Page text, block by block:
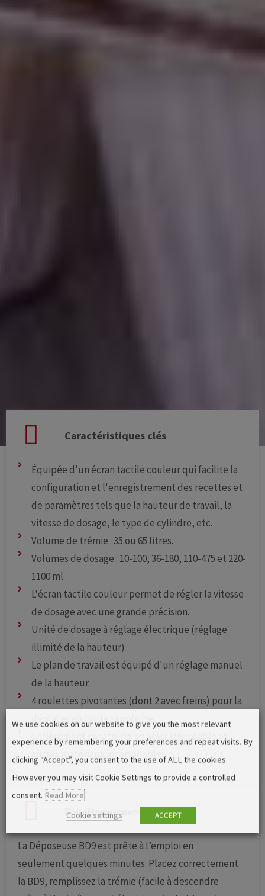
Caractéristiques clés
Équipée d'un écran tactile couleur qui facilite la
configuration et l'enregistrement des recettes et
de paramètres tels que la hauteur de travail, la
vitesse de dosage, le type de cylindre, etc.
Volume de trémie : 35 ou 65 litres.
Volumes de dosage : 10-100, 36-180, 110-475 et 220-
1100 ml.
L'écran tactile couleur permet de régler la vitesse
de dosage avec une grande précision.
Unité de dosage à réglage électrique (réglage
illimité de la hauteur)
Le plan de travail est équipé d'un réglage manuel
de la hauteur.
4 roulettes pivotantes (dont 2 avec freins) pour la
déplacer en toute simplicité.
Entièrement construite en acier inoxydable et
autres matériaux incorrodables.
Fonctionnement
La Déposeuse BD9 est prête à l’emploi en
seulement quelques minutes. Placez correctement
la BD9, remplissez la trémie (facile à descendre
We use cookies on our website to give you the most relevant
experience by remembering your preferences and repeat visits. By
clicking “Accept”, you consent to the use of ALL the cookies.
However you may visit Cookie Settings to provide a controlled
consent. Read More
Cookie settings
ACCEPT